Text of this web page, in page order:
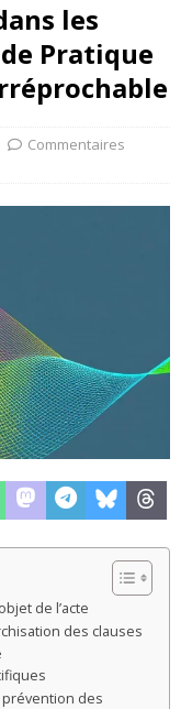
les
Pratique
Commentaires
de l’acte
des clauses
des